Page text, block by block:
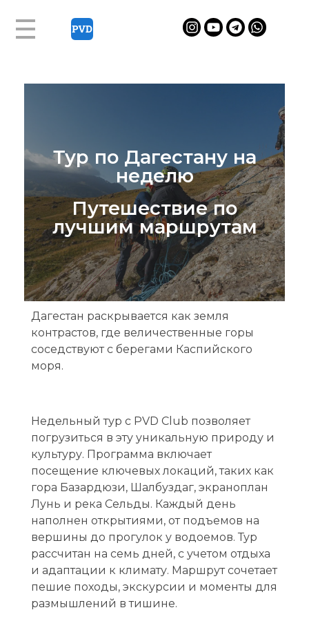
Н
е
ь
н
ы
й
т
у
р
о
Д
а
г
е
с
т
а
Тур по Дагестану на
неделю
Путешествие по
лучшим маршрутам
Дагестан раскрывается как земля
контрастов, где величественные горы
соседствуют с берегами Каспийского
моря.
Недельный тур с PVD Club позволяет
погрузиться в эту уникальную природу и
культуру. Программа включает
посещение ключевых локаций, таких как
гора Базардюзи, Шалбуздаг, экраноплан
Лунь и река Сельды. Каждый день
наполнен открытиями, от подъемов на
вершины до прогулок у водоемов. Тур
рассчитан на семь дней, с учетом отдыха
и адаптации к климату. Маршрут сочетает
пешие походы, экскурсии и моменты для
размышлений в тишине.